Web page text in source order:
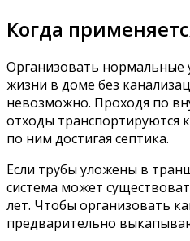
Когда
Организовать нормальные
жизни в доме без
невозможно. Проходя по
отходы транспортируются
по ним достигая септика.
Если трубы уложены в
система может
лет. Чтобы организовать
предварительно